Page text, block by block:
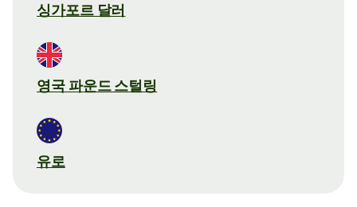
싱가포르 달러
영국 파운드 스털링
유로